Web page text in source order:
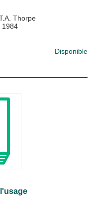
Thorpe
1984
Disponible